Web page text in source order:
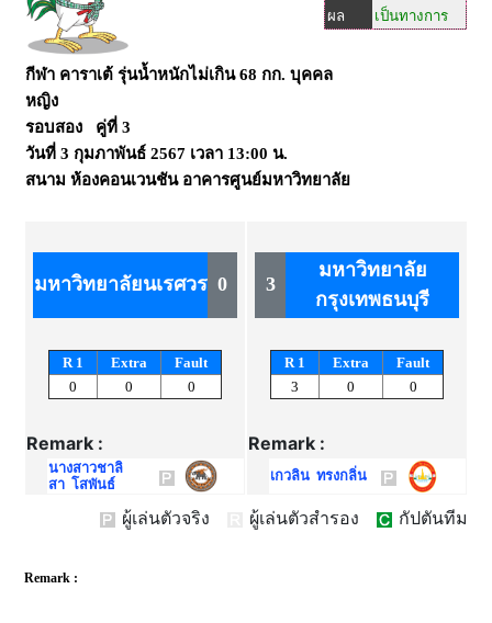
ผล
เป็นทางการ
กีฬา คาราเต้ รุ่นน้ำหนักไม่เกิน 68 กก. บุคคล
หญิง
รอบสอง คู่ที่ 3
วันที่ 3 กุมภาพันธ์ 2567 เวลา 13:00 น.
สนาม ห้องคอนเวนชัน อาคารศูนย์มหาวิทยาลัย
มหาวิทยาลัยนเรศวร 0
R 1 Extra
Fault
0
0 0
Remark :
นางสาวชาลิ
สา โสพันธ์
3
มหาวิทยาลัย
กรุงเทพธนบุรี
R 1 Extra
Fault
3
0 0
Remark :
เกวลิน ทรงกลิ่น
ผู้เล่นตัวจริง ผู้เล่นตัวสำรอง กัปตันทีม
Remark :